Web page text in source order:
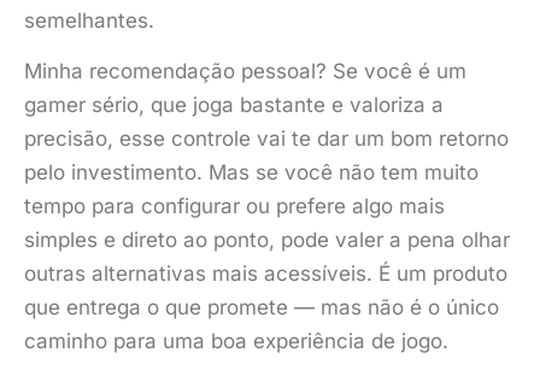
semelhantes.
Minha recomendação pessoal? Se você é um
gamer sério, que joga bastante e valoriza a
precisão, esse controle vai te dar um bom retorno
pelo investimento. Mas se você não tem muito
tempo para configurar ou prefere algo mais
simples e direto ao ponto, pode valer a pena olhar
outras alternativas mais acessíveis. É um produto
que entrega o que promete — mas não é o único
caminho para uma boa experiência de jogo.